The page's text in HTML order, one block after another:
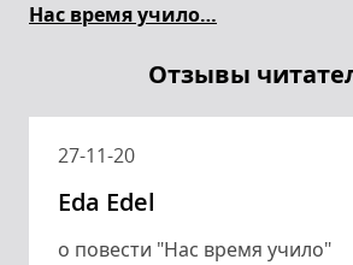
Нас время учило…
Отзывы
27-11-20
Eda Edel
о повести "Нас время учило"